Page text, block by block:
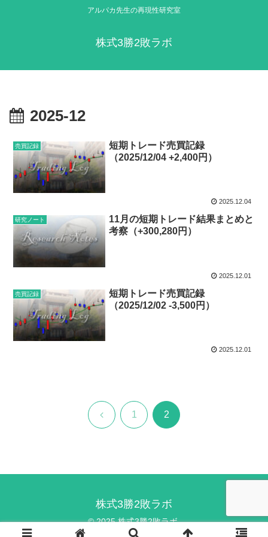
アルパカ先生の再現性研究室
株式3勝2敗ラボ
2025-12
売買記録
短期トレード売買記録
（2025/12/04 +2,400円）
2025.12.04
研究ノート
11月の短期トレード結果まとめと
考察（+300,280円）
2025.12.01
売買記録
短期トレード売買記録
（2025/12/02 -3,500円）
2025.12.01
前 1 2
株式3勝2敗ラボ
© 2025 株式3勝2敗ラボ.